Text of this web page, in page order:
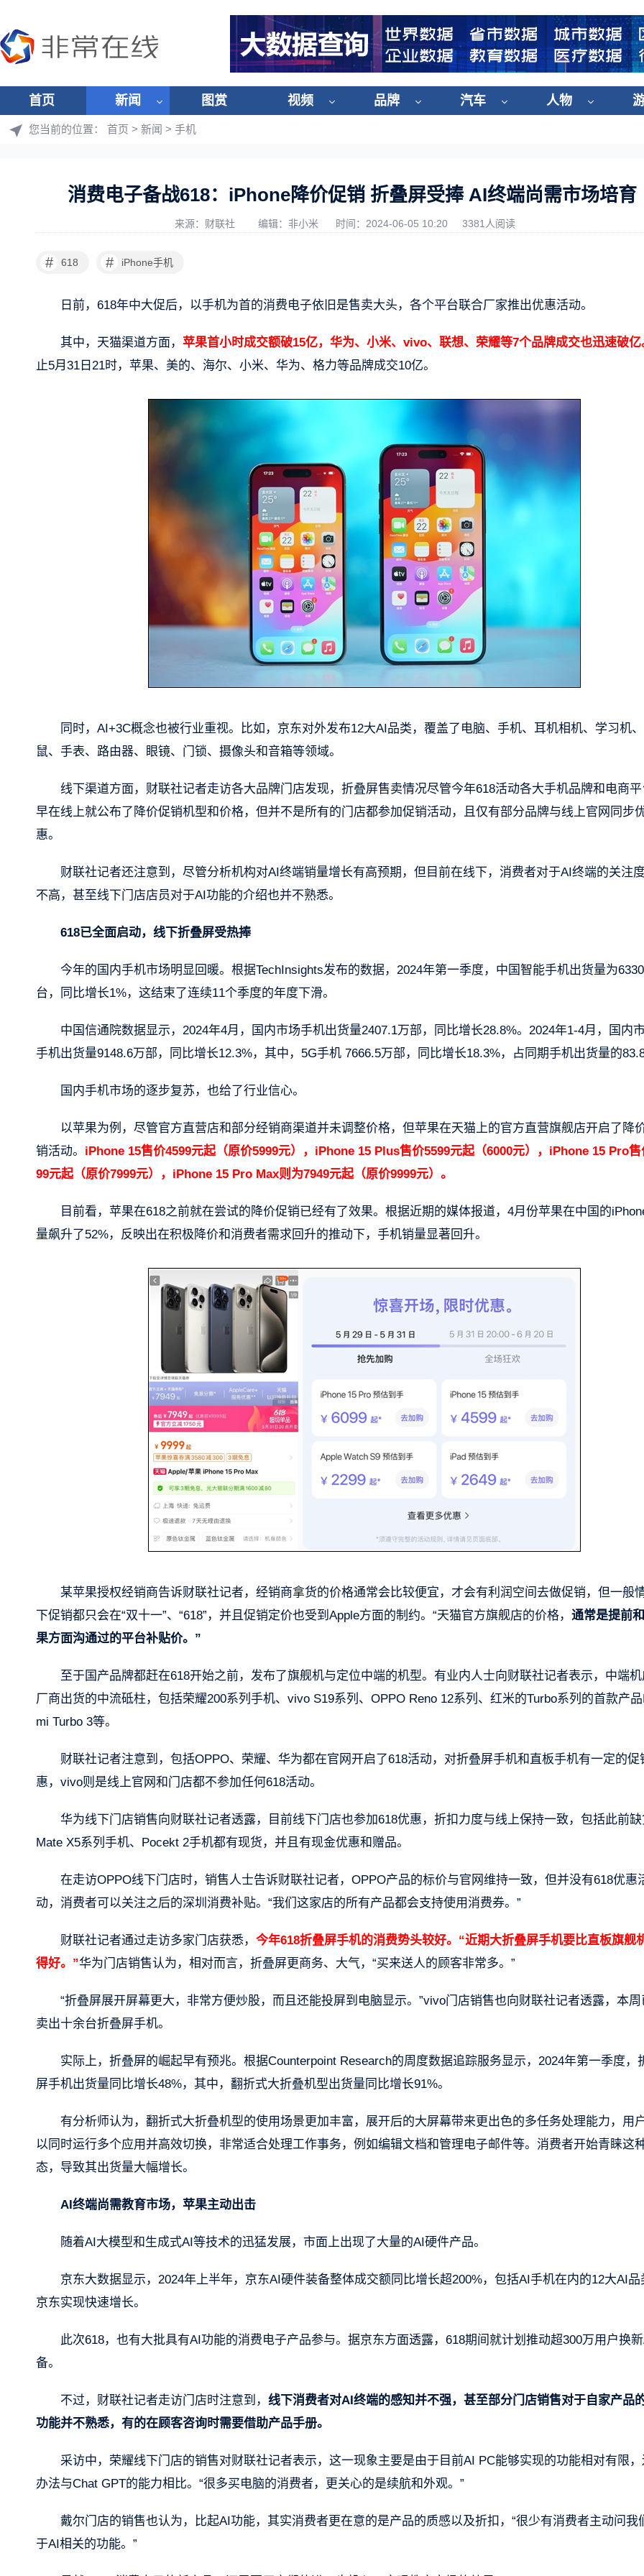
首页 新闻 图赏 视频 品牌 汽车 人物
您当前的位置： 首页 > 新闻 > 手机
消费电子备战618：iPhone降价促销 折叠屏受捧 AI终端尚需市场培育
来源：财联社 编辑：非小米 时间：2024-06-05 10:20 3381人阅读
# 618 # iPhone手机
日前，618年中大促后，以手机为首的消费电子依旧是售卖大头，各个平台联合厂家推出优惠活动。
其中，天猫渠道方面， 苹果首小时成交额破15亿，华为、小米、vivo、联想、荣耀等7个品牌成交也迅速破亿
止5月31日21时，苹果、美的、海尔、小米、华为、格力等品牌成交10亿。
同时，AI+3C概念也被行业重视。比如，京东对外发布12大AI品类，覆盖了电脑、手机、耳机相机、学习机
鼠、手表、路由器、眼镜、门锁、摄像头和音箱等领域。
线下渠道方面，财联社记者走访各大品牌门店发现，折叠屏售卖情况尽管今年618活动各大手机品牌和电商
早在线上就公布了降价促销机型和价格，但并不是所有的门店都参加促销活动，且仅有部分品牌与线上官网同步
惠。
财联社记者还注意到，尽管分析机构对AI终端销量增长有高预期，但目前在线下，消费者对于AI终端的关注
不高，甚至线下门店店员对于AI功能的介绍也并不熟悉。
618已全面启动，线下折叠屏受热捧
今年的国内手机市场明显回暖。根据TechInsights发布的数据，2024年第一季度，中国智能手机出货量为
台，同比增长1%，这结束了连续11个季度的年度下滑。
中国信通院数据显示，2024年4月，国内市场手机出货量2407.1万部，同比增长28.8%。2024年1-4月，国内
手机出货量9148.6万部，同比增长12.3%，其中，5G手机 7666.5万部，同比增长18.3%，占同期手机出货量的
国内手机市场的逐步复苏，也给了行业信心。
以苹果为例，尽管官方直营店和部分经销商渠道并未调整价格，但苹果在天猫上的官方直营旗舰店开启了降
销活动。 iPhone 15售价4599元起（原价5999元），iPhone 15 Plus售价5599元起（6000元），iPhone 15 Pro售
99元起（原价7999元），iPhone 15 Pro Max则为7949元起（原价9999元）。
目前看，苹果在618之前就在尝试的降价促销已经有了效果。根据近期的媒体报道，4月份苹果在中国的
量飙升了52%，反映出在积极降价和消费者需求回升的推动下，手机销量显著回升。
某苹果授权经销商告诉财联社记者，经销商拿货的价格通常会比较便宜，才会有利润空间去做促销，但一般
下促销都只会在“双十一”、“618”，并且促销定价也受到Apple方面的制约。“天猫官方旗舰店的价格， 通常是提前
果方面沟通过的平台补贴价。”
至于国产品牌都赶在618开始之前，发布了旗舰机与定位中端的机型。有业内人士向财联社记者表示，中端
厂商出货的中流砥柱，包括荣耀200系列手机、vivo S19系列、OPPO Reno 12系列、红米的Turbo系列的首款产
mi Turbo 3等。
财联社记者注意到，包括OPPO、荣耀、华为都在官网开启了618活动，对折叠屏手机和直板手机有一定的促
惠，vivo则是线上官网和门店都不参加任何618活动。
华为线下门店销售向财联社记者透露，目前线下门店也参加618优惠，折扣力度与线上保持一致，包括此前
Mate X5系列手机、Pocekt 2手机都有现货，并且有现金优惠和赠品。
在走访OPPO线下门店时，销售人士告诉财联社记者，OPPO产品的标价与官网维持一致，但并没有618优惠
动，消费者可以关注之后的深圳消费补贴。“我们这家店的所有产品都会支持使用消费券。”
财联社记者通过走访多家门店获悉， 今年618折叠屏手机的消费势头较好。“近期大折叠屏手机要比直板旗舰
得好。”华为门店销售认为，相对而言，折叠屏更商务、大气，“买来送人的顾客非常多。”
“折叠屏展开屏幕更大，非常方便炒股，而且还能投屏到电脑显示。”vivo门店销售也向财联社记者透露，本周
卖出十余台折叠屏手机。
实际上，折叠屏的崛起早有预兆。根据Counterpoint Research的周度数据追踪服务显示，2024年第一季度，
屏手机出货量同比增长48%，其中，翻折式大折叠机型出货量同比增长91%。
有分析师认为，翻折式大折叠机型的使用场景更加丰富，展开后的大屏幕带来更出色的多任务处理能力，用
以同时运行多个应用并高效切换，非常适合处理工作事务，例如编辑文档和管理电子邮件等。消费者开始青睐这
态，导致其出货量大幅增长。
AI终端尚需教育市场，苹果主动出击
随着AI大模型和生成式AI等技术的迅猛发展，市面上出现了大量的AI硬件产品。
京东大数据显示，2024年上半年，京东AI硬件装备整体成交额同比增长超200%，包括AI手机在内的12大AI品
京东实现快速增长。
此次618，也有大批具有AI功能的消费电子产品参与。据京东方面透露，618期间就计划推动超300万用户换
备。
不过，财联社记者走访门店时注意到， 线下消费者对AI终端的感知并不强，甚至部分门店销售对于自家产品
功能并不熟悉，有的在顾客咨询时需要借助产品手册。
采访中，荣耀线下门店的销售对财联社记者表示，这一现象主要是由于目前AI PC能够实现的功能相对有限
办法与Chat GPT的能力相比。“很多买电脑的消费者，更关心的是续航和外观。”
戴尔门店的销售也认为，比起AI功能，其实消费者更在意的是产品的质感以及折扣，“很少有消费者主动问我
于AI相关的功能。”